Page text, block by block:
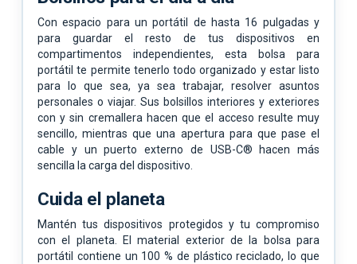
Con espacio para un portátil de hasta 16 pulgadas y
para guardar el resto de tus dispositivos en
compartimentos independientes, esta bolsa para
portátil te permite tenerlo todo organizado y estar listo
para lo que sea, ya sea trabajar, resolver asuntos
personales o viajar. Sus bolsillos interiores y exteriores
con y sin cremallera hacen que el acceso resulte muy
sencillo, mientras que una apertura para que pase el
cable y un puerto externo de USB-C® hacen más
sencilla la carga del dispositivo.
Cuida el planeta
Mantén tus dispositivos protegidos y tu compromiso
con el planeta. El material exterior de la bolsa para
portátil contiene un 100 % de plástico reciclado, lo que